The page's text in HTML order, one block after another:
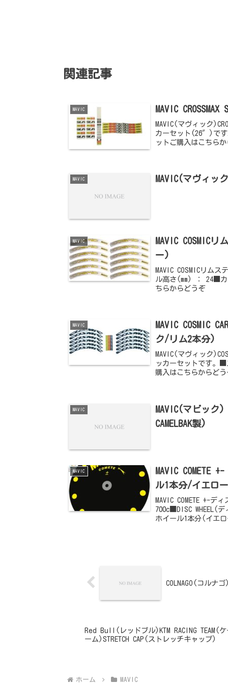
関連記事
MAVIC MAVIC
MAVIC(マヴィック
カーセット(26″)で
ットご購入はこちら
MAVIC MAVIC(マヴィ
MAVIC
MAVIC COSMIC
ー)
MAVIC COSMICリム
ル高さ(mm) ： 24■
ちらからどうぞ
MAVIC
MAVIC COSMIC
ク/リム2本分)
MAVIC(マヴィック
ッカーセットです。
購入はこちらからど
MAVIC
MAVIC(マビック
CAMELBAK製)
MAVIC
MAVIC COMETE
ル1本分/イエロ
MAVIC COMETE +-デ
700c■DISC WHEEL(
ホイール1本分(イエ
COLNAGO(コルナ
Red Bull(レッドブル)KTM RACING TEAM(
ーム)STRETCH CAP(ストレッチキャップ)
ホーム MAVIC